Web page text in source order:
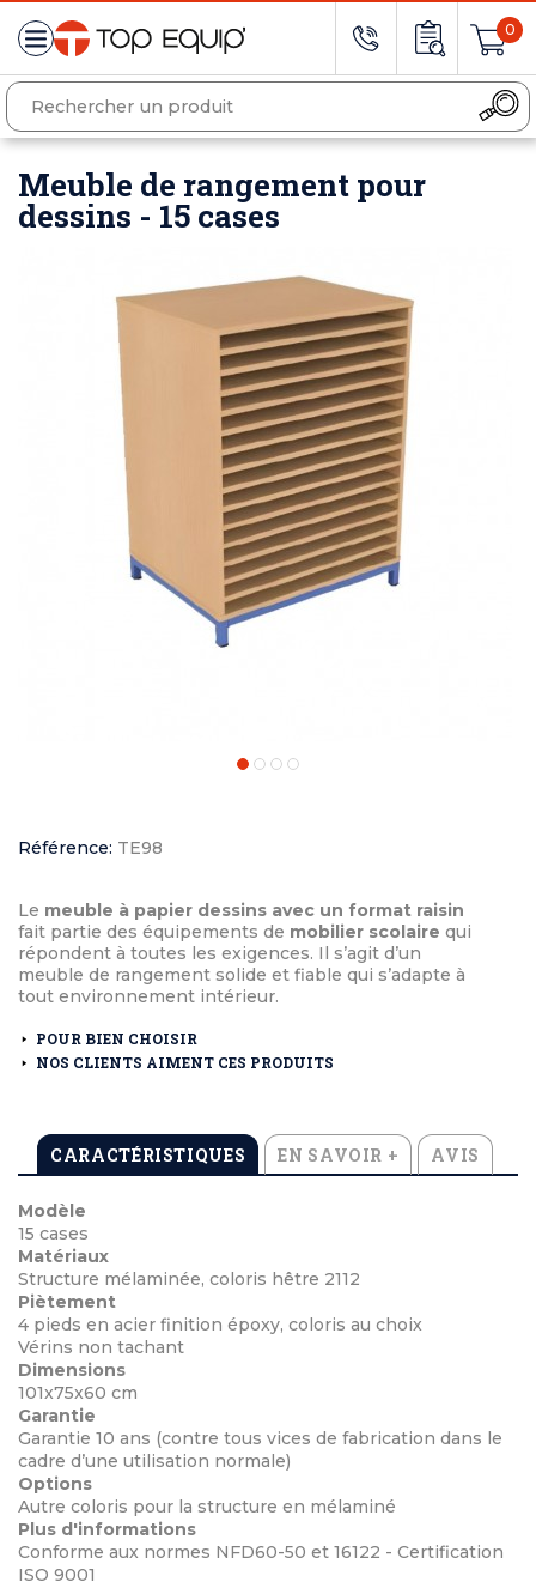
0
Meuble de rangement pour
dessins - 15 cases
Référence: TE98
Le meuble à papier dessins avec un format raisin
fait partie des équipements de mobilier scolaire qui
répondent à toutes les exigences. Il s’agit d’un
meuble de rangement solide et fiable qui s’adapte à
tout environnement intérieur.
POUR BIEN CHOISIR
NOS CLIENTS AIMENT CES PRODUITS
CARACTÉRISTIQUES EN SAVOIR + AVIS
Modèle
15 cases
Matériaux
Structure mélaminée, coloris hêtre 2112
Piètement
4 pieds en acier finition époxy, coloris au choix
Vérins non tachant
Dimensions
101x75x60 cm
Garantie
Garantie 10 ans (contre tous vices de fabrication dans le
cadre d’une utilisation normale)
Options
Autre coloris pour la structure en mélaminé
Plus d'informations
Conforme aux normes NFD60-50 et 16122 - Certification
ISO 9001